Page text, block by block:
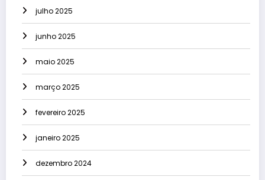
julho 2025
junho 2025
maio 2025
março 2025
fevereiro 2025
janeiro 2025
dezembro 2024